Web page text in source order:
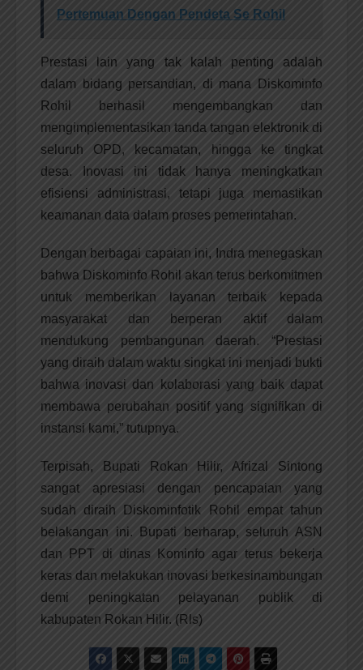
Pertemuan Dengan Pendeta Se Rohil
Prestasi lain yang tak kalah penting adalah
dalam bidang persandian, di mana Diskominfo
Rohil berhasil mengembangkan dan
mengimplementasikan tanda tangan elektronik di
seluruh OPD, kecamatan, hingga ke tingkat
desa. Inovasi ini tidak hanya meningkatkan
efisiensi administrasi, tetapi juga memastikan
keamanan data dalam proses pemerintahan.
Dengan berbagai capaian ini, Indra menegaskan
bahwa Diskominfo Rohil akan terus berkomitmen
untuk memberikan layanan terbaik kepada
masyarakat dan berperan aktif dalam
mendukung pembangunan daerah. “Prestasi
yang diraih dalam waktu singkat ini menjadi bukti
bahwa inovasi dan kolaborasi yang baik dapat
membawa perubahan positif yang signifikan di
instansi kami,” tutupnya.
Terpisah, Bupati Rokan Hilir, Afrizal Sintong
sangat apresiasi dengan pencapaian yang
sudah diraih Diskominfotik Rohil empat tahun
belakangan ini. Bupati berharap, seluruh ASN
dan PPT di dinas Kominfo agar terus bekerja
keras dan melakukan inovasi berkesinambungan
demi peningkatan pelayanan publik di
kabupaten Rokan Hilir. (Rls)